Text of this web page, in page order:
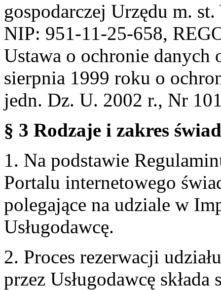
gospodarczej Urzędu m.
NIP: 951-11-25-658,
Ustawa o ochronie danych
sierpnia 1999 roku o
jedn. Dz. U. 2002 r., Nr
§ 3 Rodzaje i zakres
1. Na podstawie
Portalu internetowego
polegające na udziale w
Usługodawcę.
2. Proces rezerwacji
przez Usługodawcę